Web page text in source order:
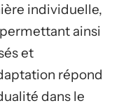
individuelle,
ainsi
et
répond
dans le